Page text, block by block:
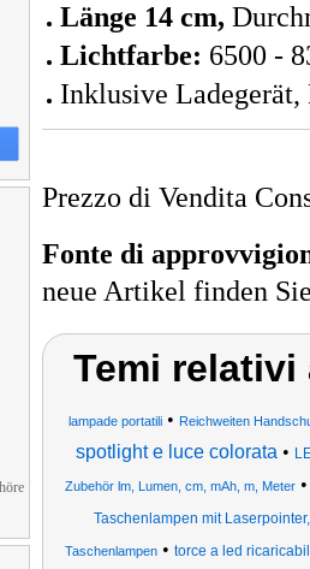
Länge 14 cm,
Lichtfarbe: 6500 -
Inklusive Ladegerät,
Prezzo di Vendita
Fonte di
neue Artikel finden
Temi relativi
lampade portatili• Reichweiten
spotlight e luce colorata •
Zubehör lm, Lumen, cm, mAh, m, Meter
Taschenlampen mit
Taschenlampen• torce a led